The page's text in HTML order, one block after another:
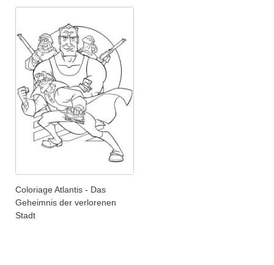
Coloriage Atlantis - Das
Geheimnis der verlorenen
Stadt